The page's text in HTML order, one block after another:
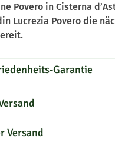
Povero in Cisterna
Lucrezia Povero die
Garantie
Versand